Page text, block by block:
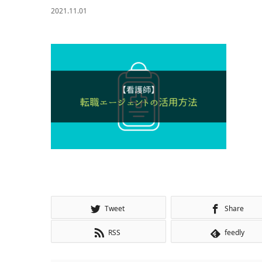
2021.11.01
Tweet Share
RSS feedly